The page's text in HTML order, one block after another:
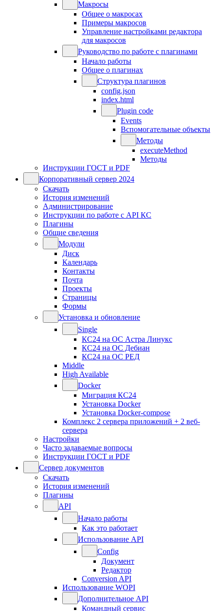
Макросы
Общее о макросах
Примеры макросов
Управление настройками редактора
для макросов
Руководство по работе с плагинами
Начало работы
Общее о плагинах
Структура плагинов
config.json
index.html
Plugin code
Events
Вспомогательные объекты
Методы
executeMethod
Методы
Инструкции ГОСТ и PDF
Корпоративный сервер 2024
Скачать
История изменений
Администрирование
Инструкции по работе с API КС
Плагины
Общие сведения
Модули
Диск
Календарь
Контакты
Почта
Проекты
Страницы
Формы
Установка и обновление
Single
КС24 на ОС Астра Линукс
КС24 на ОС Дебиан
КС24 на ОС РЕД
Middle
High Available
Docker
Миграция КС24
Установка Docker
Установка Docker-compose
Комплекс 2 сервера приложений + 2 веб-
сервера
Настройки
Часто задаваемые вопросы
Инструкции ГОСТ и PDF
Сервер документов
Скачать
История изменений
Плагины
API
Начало работы
Как это работает
Использование API
Config
Документ
Редактор
Conversion API
Использование WOPI
Дополнительное API
Командный сервис